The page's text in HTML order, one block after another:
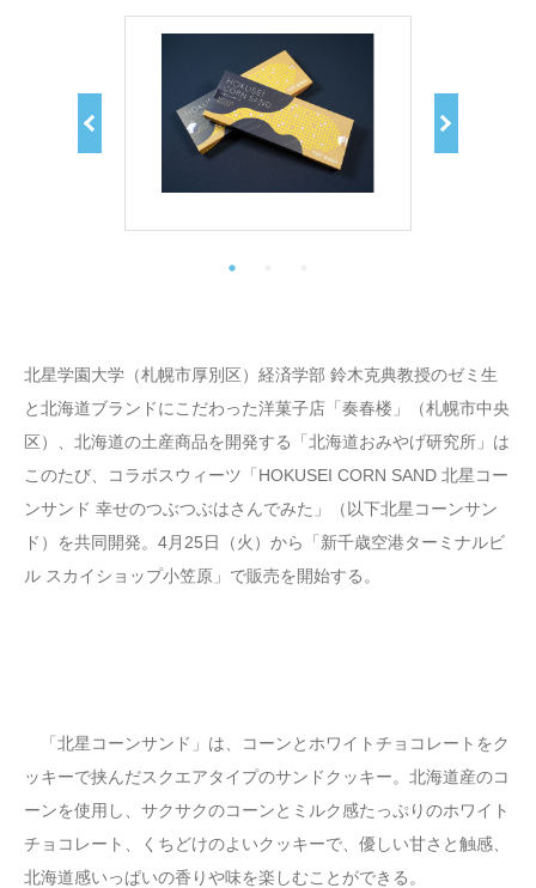
北星学園大学（札幌市厚別区）経済学部 鈴木克典教授のゼミ生
と北海道ブランドにこだわった洋菓子店「奏春楼」（札幌市中央
区）、北海道の土産商品を開発する「北海道おみやげ研究所」は
このたび、コラボスウィーツ「HOKUSEI CORN SAND 北星コー
ンサンド 幸せのつぶつぶはさんでみた」（以下北星コーンサン
ド）を共同開発。4月25日（火）から「新千歳空港ターミナルビ
ル スカイショップ小笠原」で販売を開始する。
「北星コーンサンド」は、コーンとホワイトチョコレートをク
ッキーで挟んだスクエアタイプのサンドクッキー。北海道産のコ
ーンを使用し、サクサクのコーンとミルク感たっぷりのホワイト
チョコレート、くちどけのよいクッキーで、優しい甘さと触感、
北海道感いっぱいの香りや味を楽しむことができる。